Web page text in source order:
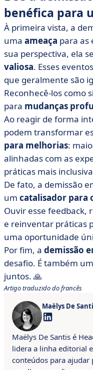
benéfica para
À primeira vista, a
uma ameaça para as
sua perspectiva, ela
valiosa. Esses
que geralmente são
Reconhecê-los como
para mudanças
Ao reagir de forma
podem transformar
para melhorias:
alinhadas com as
práticas mais
De fato, a demissão
um catalisador para
Ouvir esse feedback,
e reinventar práticas
uma oportunidade
Por fim, a demissão
desafio. É também
juntos. 🙏
Artigo traduzido do francês
Maëlys De
Maëlys De Santis é
lidera a linha editorial
conteúdos para ajudar